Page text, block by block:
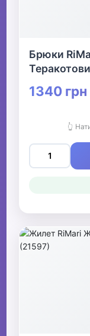
Брюки
1340 грн
👆